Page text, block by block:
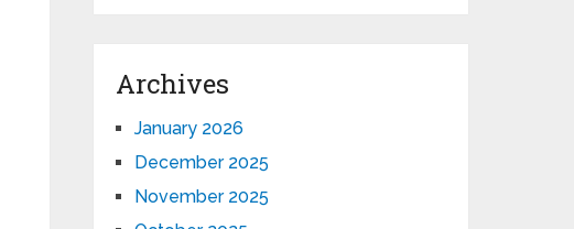
Archives
January 2026
December 2025
November 2025